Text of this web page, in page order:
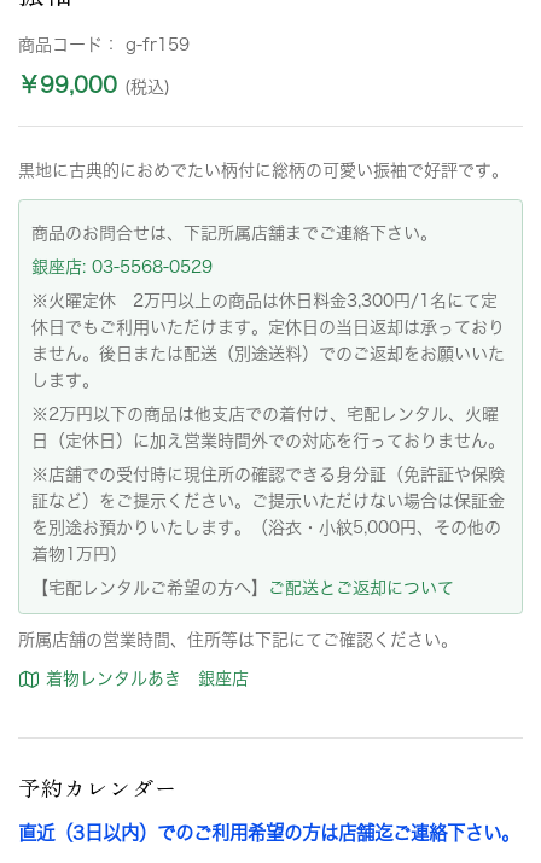
商品コード： g-fr159
￥99,000 (税込)
黒地に古典的におめでたい柄付に総柄の可愛い振袖で好評です。
商品のお問合せは、下記所属店舗までご連絡下さい。
銀座店: 03-5568-0529
※火曜定休 2万円以上の商品は休日料金3,300円/1名にて定
休日でもご利用いただけます。定休日の当日返却は承っており
ません。後日または配送（別途送料）でのご返却をお願いいた
します。
※2万円以下の商品は他支店での着付け、宅配レンタル、火曜
日（定休日）に加え営業時間外での対応を行っておりません。
※店舗での受付時に現住所の確認できる身分証（免許証や保険
証など）をご提示ください。ご提示いただけない場合は保証金
を別途お預かりいたします。（浴衣・小紋5,000円、その他の
着物1万円）
【宅配レンタルご希望の方へ】
ご配送とご返却について
所属店舗の営業時間、住所等は下記にてご確認ください。
着物レンタルあき 銀座店
予約カレンダー
直近（3日以内）でのご利用希望の方は店舗迄ご連絡下さい。